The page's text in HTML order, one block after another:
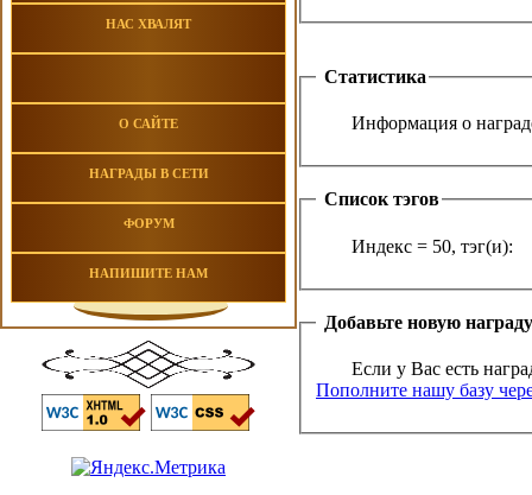
НАС ХВАЛЯТ
О САЙТЕ
НАГРАДЫ В СЕТИ
ФОРУМ
НАПИШИТЕ НАМ
Статистика
Информация о
Список тэгов
Индекс = 50, тэг(и):
Добавьте новую награду
Если у Вас есть
Пополните нашу базу